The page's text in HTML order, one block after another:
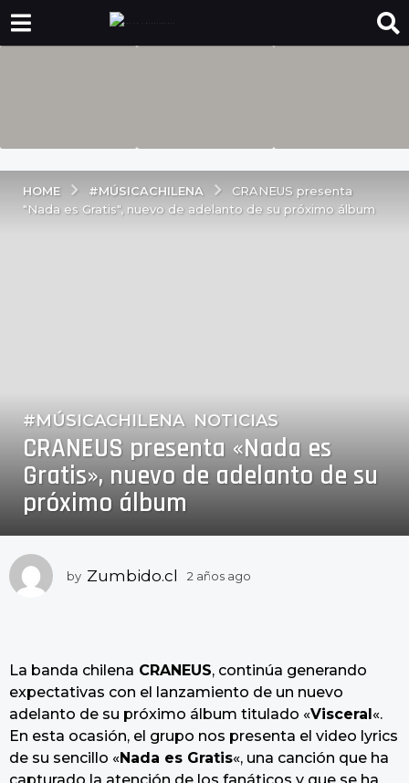
HOME #MÚSICACHILENA
CRANEUS presenta
"Nada es Gratis", nuevo de adelanto de su próximo álbum
2
a
ñ
o
s
g
o
o
a
#MÚSICACHILENA ,NOTICIAS
CRANEUS presenta «Nada es
Gratis», nuevo de adelanto de su
próximo álbum
by Zumbido.cl 2 años ago
a
g
o
La banda chilena CRANEUS, continúa generando
expectativas con el lanzamiento de un nuevo
adelanto de su próximo álbum titulado «Visceral«.
En esta ocasión, el grupo nos presenta el video lyrics
de su sencillo «Nada es Gratis«, una canción que ha